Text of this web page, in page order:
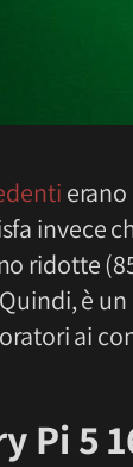
invece
ridotte
Quindi, è
ai
Pi 5